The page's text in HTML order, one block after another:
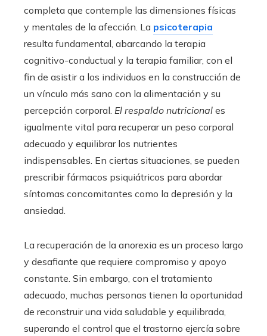
completa que contemple las dimensiones físicas
y mentales de la afección. La psicoterapia
resulta fundamental, abarcando la terapia
cognitivo-conductual y la terapia familiar, con el
fin de asistir a los individuos en la construcción de
un vínculo más sano con la alimentación y su
percepción corporal. El respaldo nutricional es
igualmente vital para recuperar un peso corporal
adecuado y equilibrar los nutrientes
indispensables. En ciertas situaciones, se pueden
prescribir fármacos psiquiátricos para abordar
síntomas concomitantes como la depresión y la
ansiedad.
La recuperación de la anorexia es un proceso largo
y desafiante que requiere compromiso y apoyo
constante. Sin embargo, con el tratamiento
adecuado, muchas personas tienen la oportunidad
de reconstruir una vida saludable y equilibrada,
superando el control que el trastorno ejercía sobre